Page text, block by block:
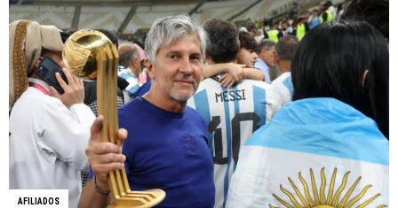
AFILIADOS